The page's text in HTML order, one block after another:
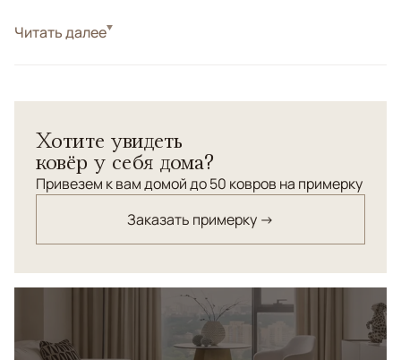
СтильКлассические
Читать далее
Хотите увидеть
ковёр у себя дома?
Привезем к вам домой до 50 ковров на примерку
Заказать примерку →